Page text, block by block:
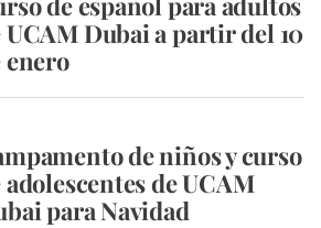
UCAM Dubai a partir del 10
enero
de niños y curso
adolescentes de UCAM
para Navidad